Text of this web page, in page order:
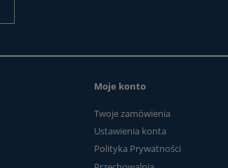
Moje konto
Twoje zamówienia
Ustawienia konta
Polityka Prywatności